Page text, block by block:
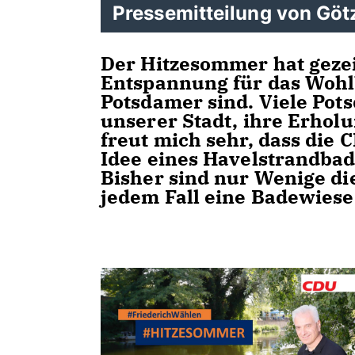
Pressemitteilung von
Der Hitzesommer hat
Entspannung für das
Potsdamer sind. Viele
unserer Stadt, ihre
freut mich sehr, dass die
Idee eines
Bisher sind nur Wenige
jedem Fall eine